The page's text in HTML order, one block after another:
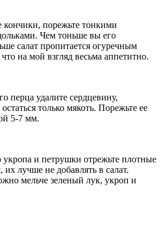
кончики, порежьте тонкими
Чем тоньше вы его
салат пропитается огуречным
на мой взгляд весьма аппетитно.
перца удалите сердцевину,
только мякоть. Порежьте ее
5-7 мм.
укропа и петрушки отрежьте плотные
их лучше не добавлять в салат.
мельче зеленый лук, укроп и